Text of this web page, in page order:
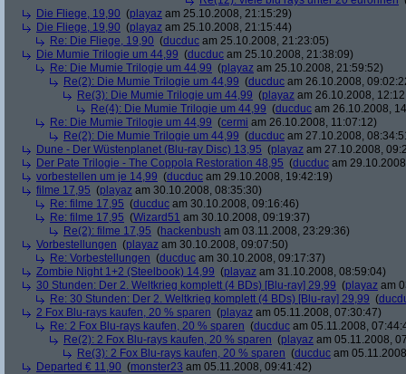
Die Fliege, 19,90 (playaz am 25.10.2008, 21:15:29)
Die Fliege, 19,90 (playaz am 25.10.2008, 21:15:44)
Re: Die Fliege, 19,90 (ducduc am 25.10.2008, 21:23:05)
Die Mumie Trilogie um 44,99 (ducduc am 25.10.2008, 21:38:09)
Re: Die Mumie Trilogie um 44,99 (playaz am 25.10.2008, 21:59:52)
Re(2): Die Mumie Trilogie um 44,99 (ducduc am 26.10.2008,
Re(3): Die Mumie Trilogie um 44,99 (playaz am 26.10.2008,
Re(4): Die Mumie Trilogie um 44,99 (ducduc am 26.10.2008,
Re: Die Mumie Trilogie um 44,99 (cermi am 26.10.2008, 11:07:12)
Re(2): Die Mumie Trilogie um 44,99 (ducduc am 27.10.2008,
Dune - Der Wüstenplanet (Blu-ray Disc) 13,95 (playaz am 27.10.2008,
Der Pate Trilogie - The Coppola Restoration 48,95 (ducduc am
vorbestellen um je 14,99 (ducduc am 29.10.2008, 19:42:19)
filme 17,95 (playaz am 30.10.2008, 08:35:30)
Re: filme 17,95 (ducduc am 30.10.2008, 09:16:46)
Re: filme 17,95 (Wizard51 am 30.10.2008, 09:19:37)
Re(2): filme 17,95 (hackenbush am 03.11.2008, 23:29:36)
Vorbestellungen (playaz am 30.10.2008, 09:07:50)
Re: Vorbestellungen (ducduc am 30.10.2008, 09:17:37)
Zombie Night 1+2 (Steelbook) 14,99 (playaz am 31.10.2008, 08:59:04)
30 Stunden: Der 2. Weltkrieg komplett (4 BDs) [Blu-ray] 29,99 (playaz am
Re: 30 Stunden: Der 2. Weltkrieg komplett (4 BDs) [Blu-ray] 29,99 (
2 Fox Blu-rays kaufen, 20 % sparen (playaz am 05.11.2008, 07:30:47)
Re: 2 Fox Blu-rays kaufen, 20 % sparen (ducduc am 05.11.2008,
Re(2): 2 Fox Blu-rays kaufen, 20 % sparen (playaz am 05.11.2008,
Re(3): 2 Fox Blu-rays kaufen, 20 % sparen (ducduc am
Departed € 11,90 (monster23 am 05.11.2008, 09:41:42)